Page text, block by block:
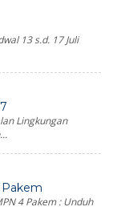
13 s.d. 17 Juli
Lingkungan
Pakem
4 Pakem : Unduh